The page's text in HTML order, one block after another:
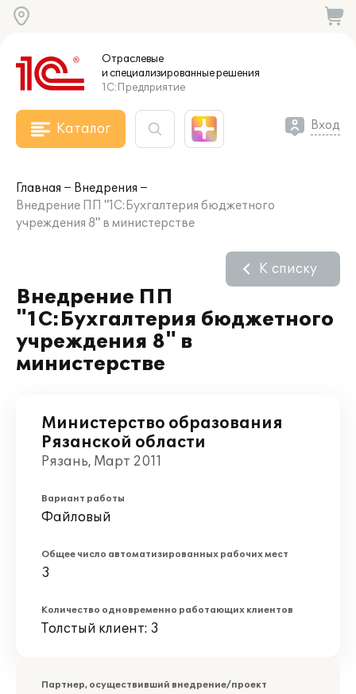
Отраслевые
и специализированныерешения
1С:Предприятие
Каталог Вход
Главная
Внедрения
Внедрение ПП "1С:Бухгалтерия бюджетного
учреждения 8" в министерстве
Внедрение ПП
"1С:Бухгалтерия бюджетного
учреждения 8" в
министерстве
К списку
Министерство образования
Рязанской области
Рязань, Март 2011
Вариант работы
Файловый
Общее число автоматизированных рабочих мест
3
Количество одновременно работающих клиентов
Толстый клиент: 3
Партнер, осуществивший внедрение/проект